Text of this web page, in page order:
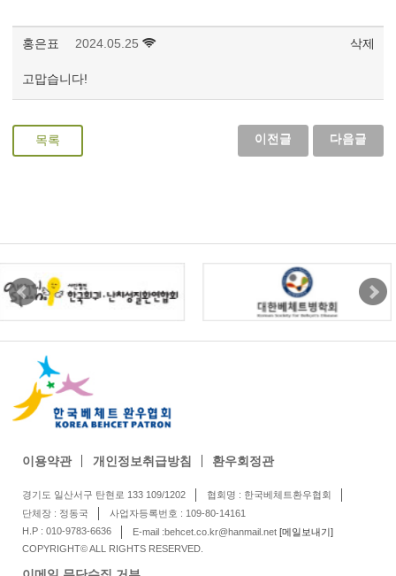
홍은표 2024.05.25 삭제
고맙습니다!
목록 이전글 다음글
이용약관 개인정보취급방침 환우회정관
경기도 일산서구 탄현로 133 109/1202
협회명 : 한국베체트환우협회
단체장 : 정동국
사업자등록번호 : 109-80-14161
H.P : 010-9783-6636
E-mail :behcet.co.kr@hanmail.net [메일보내기]
COPYRIGHT© ALL RIGHTS RESERVED.